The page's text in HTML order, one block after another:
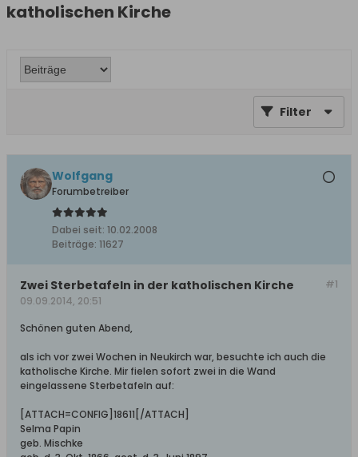
katholischen Kirche
Filter
Wolfgang
Forumbetreiber
Dabei seit: 10.02.2008
Beiträge: 11627
#1
Zwei Sterbetafeln in der katholischen Kirche
09.09.2014, 20:51
Schönen guten Abend,
als ich vor zwei Wochen in Neukirch war, besuchte ich auch die
katholische Kirche. Mir fielen sofort zwei in die Wand
eingelassene Sterbetafeln auf:
[ATTACH=CONFIG]18611[/ATTACH]
Selma Papin
geb. Mischke